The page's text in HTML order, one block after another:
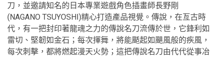
刀，並邀請知名的日本專業遊戲角色插畫師長野剛
(NAGANO TSUYOSHI)精心打造產品視覺。傳說，在亙古時
代，有一把封印著龍魂之力的傳說名刀流傳於世，它鋒利如
雷切、堅韌如金石；每次揮舞，將能颳起如颶風般的疾風，
每次刺擊，都將燃起漫天火勢；這把傳說名刀由代代從事冶